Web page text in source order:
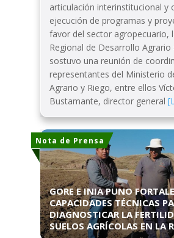
articulación interinstitucional y
ejecución de programas y
favor del sector agropecuario,
Regional de Desarrollo Agrario
sostuvo una reunión de
representantes del Ministerio
Agrario y Riego, entre ellos
Bustamante, director general
Nota de Prensa
GORE E INIA PUNO
CAPACIDADES TÉCNICAS
DIAGNOSTICAR LA
SUELOS AGRÍCOLAS EN LA